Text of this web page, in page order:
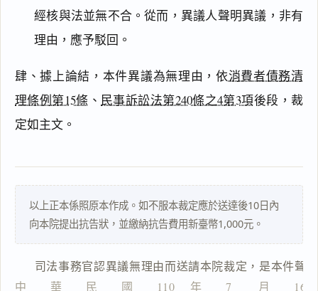
經核與法並無不合。從而，異議人聲明異議，非有
理由，應予駁回。
肆、據上論結，本件異議為無理由，依消費者債務清
理條例第15條 、 民事訴訟法第240條之4第3項後段，裁
定如主文。
以上正本係照原本作成。如不服本裁定應於送達後10日內
向本院提出抗告狀，並繳納抗告費用新臺幣1,000元。
司法事務官認異議無理由而送請本院裁定，是本件聲
中　　華　　民　　國　　110 　年　　7 　　月　　16
由
鍵